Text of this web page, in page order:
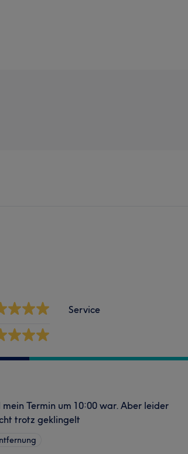
Service
Termin um 10:00 war. Aber leider
trotz geklingelt